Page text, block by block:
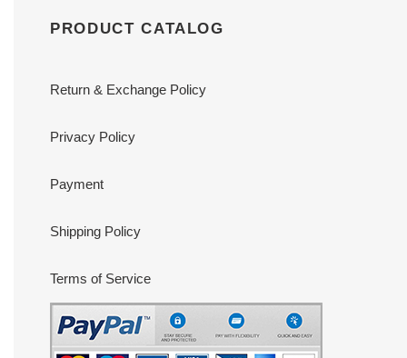
PRODUCT CATALOG
Return & Exchange Policy
Privacy Policy
Payment
Shipping Policy
Terms of Service